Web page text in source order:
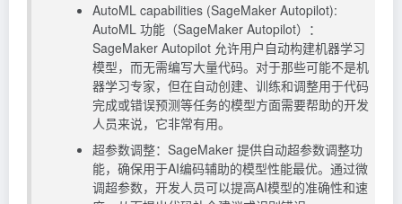
AutoML capabilities (SageMaker Autopilot):
AutoML 功能（SageMaker Autopilot）：
SageMaker Autopilot 允许用户自动构建机器学习
模型，而无需编写大量代码。对于那些可能不是机
器学习专家，但在自动创建、训练和调整用于代码
完成或错误预测等任务的模型方面需要帮助的开发
人员来说，它非常有用。
超参数调整：SageMaker 提供自动超参数调整功
能，确保用于AI编码辅助的模型性能最优。通过微
调超参数，开发人员可以提高AI模型的准确性和速